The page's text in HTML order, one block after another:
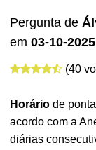
Pergunta de
em03-10-2025
(40
Horário de
acordo com a
diárias